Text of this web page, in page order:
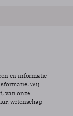
en informatie
Wij
van onze
wetenschap